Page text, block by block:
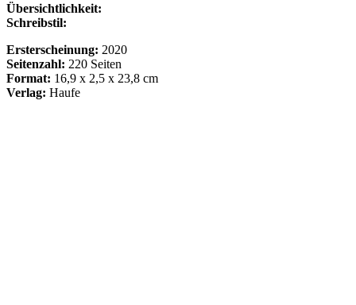
Übersichtlichkeit:
Schreibstil:
Ersterscheinung: 2020
Seitenzahl: 220 Seiten
Format: 16,9 x 2,5 x 23,8 cm
Verlag: Haufe